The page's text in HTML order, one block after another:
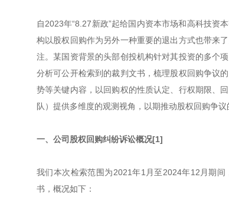
自2023年“8.27新政”起给国内资本市场和高科技资
构以股权回购作为另外一种重要的退出方式也带来
注。某国资背景的头部创投机构针对其投资的多个
分析可公开检索到的裁判文书，梳理股权回购争议
势等关键内容，以回购权的性质认定、行权期限、
队）提供多维度的观测视角，以期推动股权回购争议
一、公司股权回购纠纷诉讼概况[1]
我们本次检索范围为2021年1月至2024年12月期
书，概况如下：